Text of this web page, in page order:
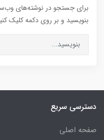
برای جستجو در نوشته‌های
بنویسید و بر روی دکمه کلیک
دسترسی سریع
صفحه اصلی